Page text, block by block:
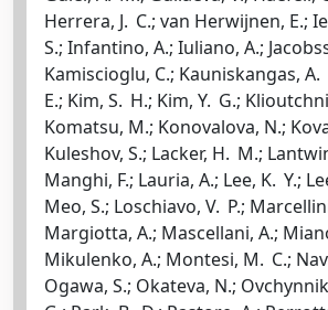
Herrera, J. C.; van Herwijnen, E.;
S.; Infantino, A.; Iuliano, A.;
Kamiscioglu, C.; Kauniskangas,
E.; Kim, S. H.; Kim, Y. G.;
Komatsu, M.; Konovalova, N.;
Kuleshov, S.; Lacker, H. M.;
Manghi, F.; Lauria, A.; Lee, K. Y.;
Meo, S.; Loschiavo, V. P.;
Margiotta, A.; Mascellani, A.;
Mikulenko, A.; Montesi, M. C.;
Ogawa, S.; Okateva, N.;